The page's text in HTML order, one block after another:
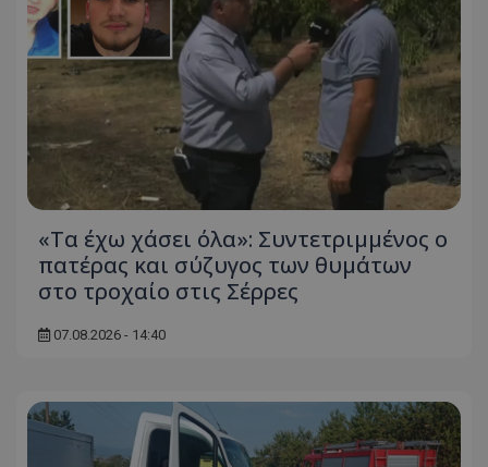
«Τα έχω χάσει όλα»: Συντετριμμένος ο
πατέρας και σύζυγος των θυμάτων
στο τροχαίο στις Σέρρες
07.08.2026 - 14:40